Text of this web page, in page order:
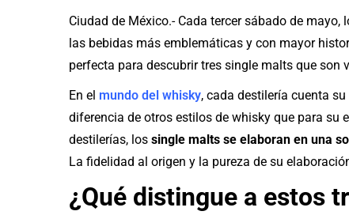
Ciudad de México.- Cada tercer sábado de
las bebidas más emblemáticas y con mayor
perfecta para descubrir tres single malts que son
En el mundo del whisky, cada destilería cuenta
diferencia de otros estilos de whisky que para su
destilerías, los single malts se elaboran en una
La fidelidad al origen y la pureza de su
¿Qué distingue a estos